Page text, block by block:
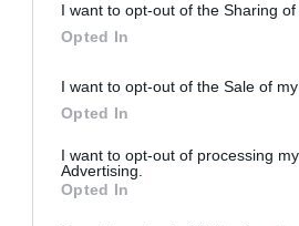
I want to opt-out of the Sharing of
Opted In
I want to opt-out of the Sale of
Opted In
I want to opt-out of processing
Advertising.
Opted In